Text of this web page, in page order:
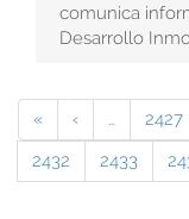
comunica
Desarrollo
« ‹ … 2427
2432
2433